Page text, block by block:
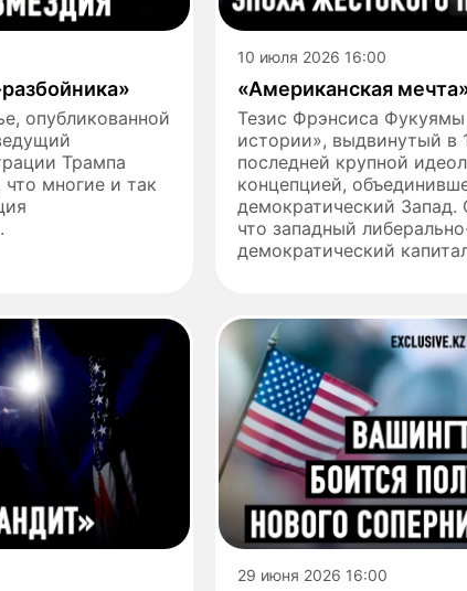
опубликованной
Трампа
многие и так
10 июля 2026 16:00
«Американская
Тезис Фрэнсиса
истории», выдвинутый в
последней крупной
концепцией,
демократический Запад.
что западный
демократический
29 июня 2026 16:00